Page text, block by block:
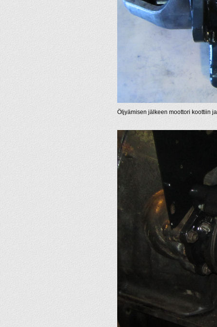
Öljyämisen jälkeen moottori koottiin